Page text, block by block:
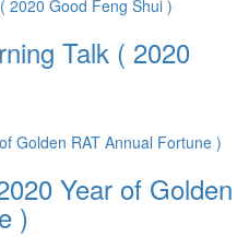
Talk ( 2020
Year of Golden
)